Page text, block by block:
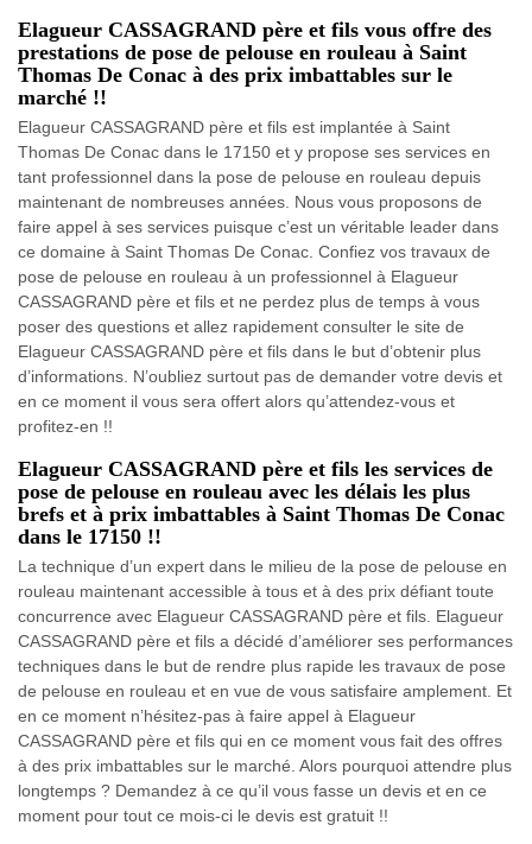
Elagueur CASSAGRAND père et fils vous offre des
prestations de pose de pelouse en rouleau à Saint
Thomas De Conac à des prix imbattables sur le
marché !!
Elagueur CASSAGRAND père et fils est implantée à Saint
Thomas De Conac dans le 17150 et y propose ses services en
tant professionnel dans la pose de pelouse en rouleau depuis
maintenant de nombreuses années. Nous vous proposons de
faire appel à ses services puisque c’est un véritable leader dans
ce domaine à Saint Thomas De Conac. Confiez vos travaux de
pose de pelouse en rouleau à un professionnel à Elagueur
CASSAGRAND père et fils et ne perdez plus de temps à vous
poser des questions et allez rapidement consulter le site de
Elagueur CASSAGRAND père et fils dans le but d’obtenir plus
d’informations. N’oubliez surtout pas de demander votre devis et
en ce moment il vous sera offert alors qu’attendez-vous et
profitez-en !!
Elagueur CASSAGRAND père et fils les services de
pose de pelouse en rouleau avec les délais les plus
brefs et à prix imbattables à Saint Thomas De Conac
dans le 17150 !!
La technique d’un expert dans le milieu de la pose de pelouse en
rouleau maintenant accessible à tous et à des prix défiant toute
concurrence avec Elagueur CASSAGRAND père et fils. Elagueur
CASSAGRAND père et fils a décidé d’améliorer ses performances
techniques dans le but de rendre plus rapide les travaux de pose
de pelouse en rouleau et en vue de vous satisfaire amplement. Et
en ce moment n’hésitez-pas à faire appel à Elagueur
CASSAGRAND père et fils qui en ce moment vous fait des offres
à des prix imbattables sur le marché. Alors pourquoi attendre plus
longtemps ? Demandez à ce qu’il vous fasse un devis et en ce
moment pour tout ce mois-ci le devis est gratuit !!